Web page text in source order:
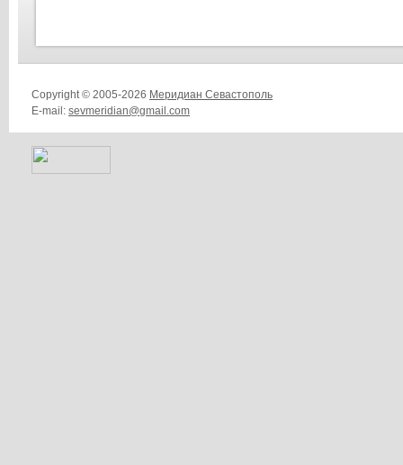
Copyright © 2005-2026 Меридиан Севастополь
E-mail: sevmeridian@gmail.com